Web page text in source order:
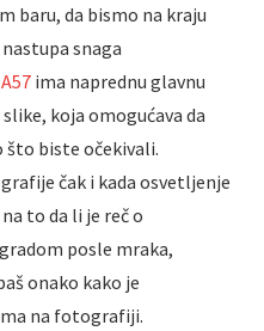
baru, da bismo na kraju
snaga
ima naprednu glavnu
koja omogućava da
što biste očekivali.
čak i kada osvetljenje
to da li je reč o
posle mraka,
onako kako je
na fotografiji.